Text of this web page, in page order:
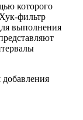
которого
фильтр
выполнения
добавления